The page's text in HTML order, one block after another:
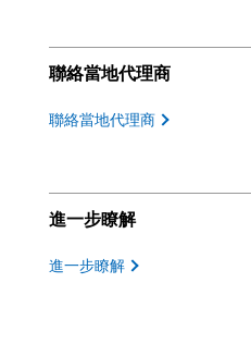
聯絡當地代理商
聯絡當地代理商
進一步瞭解
進一步瞭解